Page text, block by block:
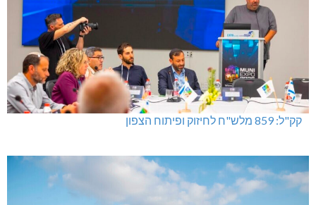
קק"ל: 859 מלש"ח לחיזוק ופיתוח הצפון